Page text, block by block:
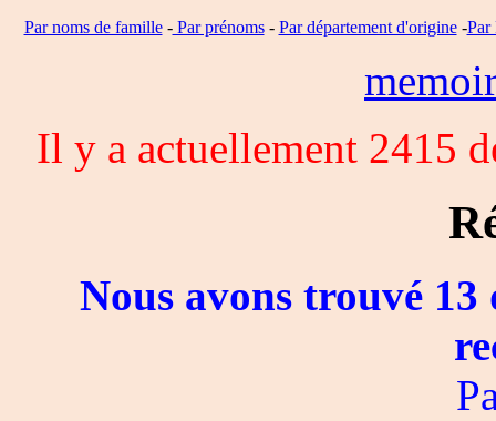
Par noms de famille-Par prénoms- Par département d'origine-Par
Il y a actuellement 2415
Nous avons trouvé 13